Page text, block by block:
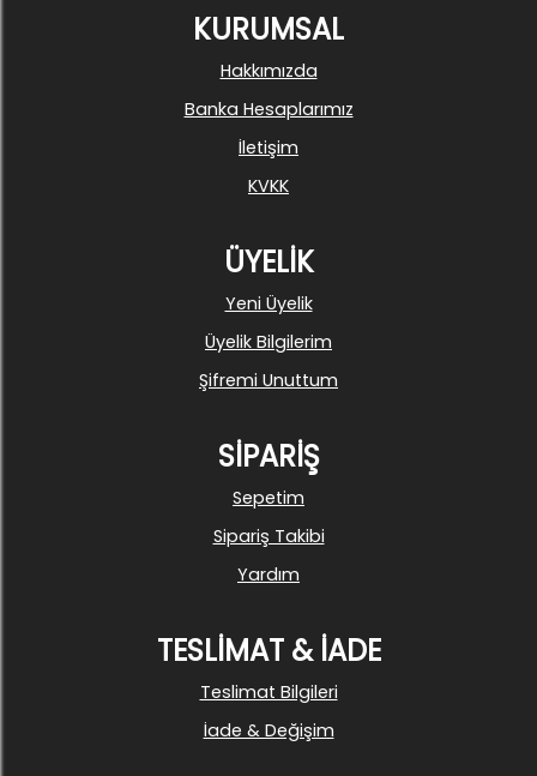
KURUMSAL
Hakkımızda
Banka Hesaplarımız
İletişim
KVKK
ÜYELİK
Yeni Üyelik
Üyelik Bilgilerim
Şifremi Unuttum
SİPARİŞ
Sepetim
Sipariş Takibi
Yardım
TESLİMAT & İADE
Teslimat Bilgileri
İade & Değişim